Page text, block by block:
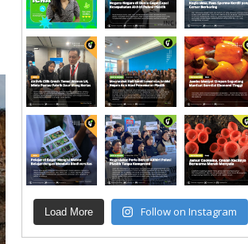
Load More Follow on Instagram